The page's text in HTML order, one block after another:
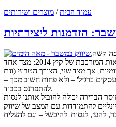
עמוד הבית/ מוצרים ושירותים
הזדמנות ליצירתיות
קשה,
כשכולנו מתמודדים עם המציאות המורכבת של קיץ 2014: מצד אחד
אך מצד שני, הצורך הטבעי (וגם
כרגיל' – ולא פחות חשוב מכך –
להתפרנס בכבוד.
הברירה יכולה להוביל אותנו לנסות
להתמודדות עם המצב של שיווק